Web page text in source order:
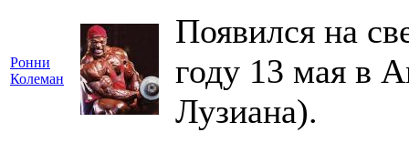
Ронни
Колеман
Появился на
году 13 мая в
Лузиана).